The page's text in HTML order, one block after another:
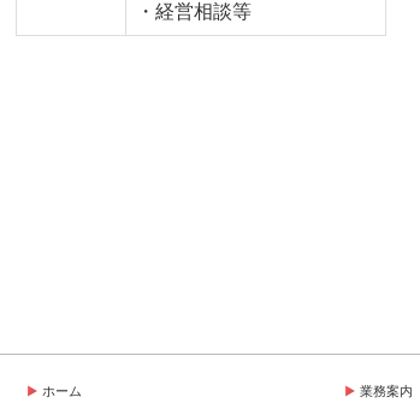
・経営相談等
ホーム 業務案内